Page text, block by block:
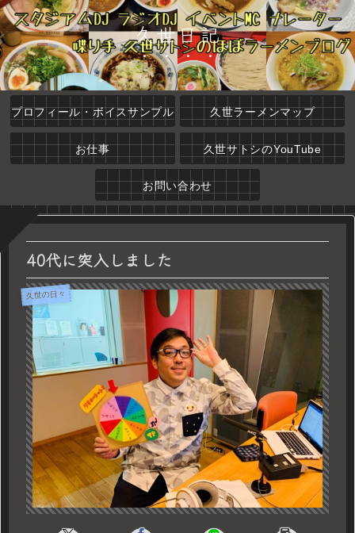
久世日記
プロフィール・ボイスサンプル 久世ラーメンマップ
お仕事 久世サトシのYouTube
お問い合わせ
40代に突入しました
久世の日々